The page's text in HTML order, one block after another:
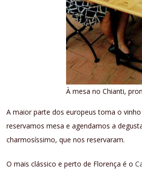
À mesa no Chianti,
A maior parte dos europeus toma o
reservamos mesa e agendamos a
charmosíssimo, que nos reservaram.
O mais clássico e perto de Florença é o